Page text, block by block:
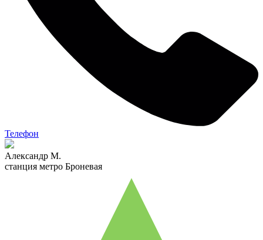
Телефон
Александр М.
станция метро Броневая